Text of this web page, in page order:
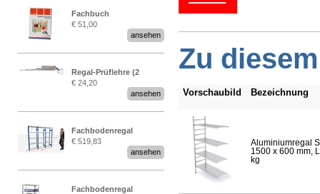
Fachbuch
„Regalprüfung nach DIN
€ 51,00
ansehen
Regal-Prüflehre (2
Stück)
€ 24,20
ansehen
Fachbodenregal
Stecksystem MultiPlus
2,25 Meter breit
€ 519,83
ansehen
Fachbodenregal
Zu
Vorschaubild Bezeichnung
Aluminiumregal
1500 x 600 mm,
kg